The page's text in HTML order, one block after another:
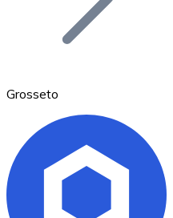
Ethereum
Grosseto